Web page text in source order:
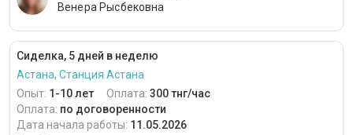
Венера Рысбековна
Сиделка, 5 дней в неделю
Астана, Станция Астана
Опыт: 1-10 лет Оплата: 300 тнг/час
Оплата: по договоренности
Дата начала работы: 11.05.2026